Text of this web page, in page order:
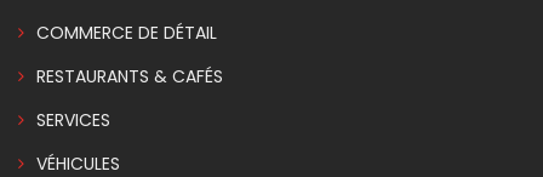
COMMERCE DE DÉTAIL
RESTAURANTS & CAFÉS
SERVICES
VÉHICULES